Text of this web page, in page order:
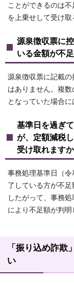
ことができるのは
を上乗せして受け取
源泉徴収票に
いる金額が不
源泉徴収票に記載
はありません。複
となっていた場合に
基準日を過ぎ
が、定額減税
受け取れますか
事務処理基準日（
了している方が不足
したがって、事務
により不足額が判明
「振り込め詐欺
い